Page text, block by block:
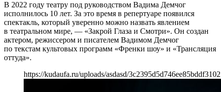
В 2022 году театру под руководством Вадима Демчог
исполнилось 10 лет. За это время в репертуаре появился
спектакль, который уверенно можно назвать явлением
в театральном мире, — «Закрой Глаза и Смотри». Он создан
актером, режиссером и писателем Вадимом Демчог
по текстам культовых программ «Френки шоу» и «Трансляция
оттуда».
https://kudaufa.ru/uploads/asdasd/